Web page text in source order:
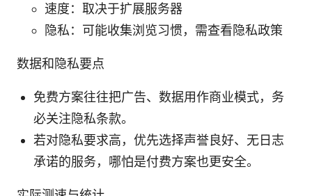
速度：取决于扩展服务器
隐私：可能收集浏览习惯，需查看隐私政策
数据和隐私要点
免费方案往往把广告、数据用作商业模式，务
必关注隐私条款。
若对隐私要求高，优先选择声誉良好、无日志
承诺的服务，哪怕是付费方案也更安全。